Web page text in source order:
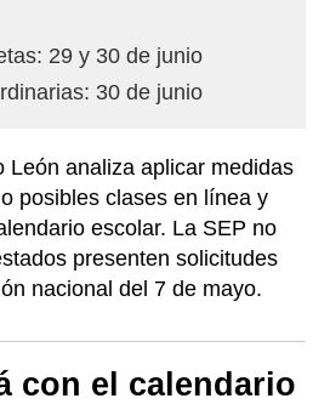
29 y 30 de junio
30 de junio
León analiza aplicar medidas
posibles clases en línea y
escolar. La SEP no
presenten solicitudes
nacional del 7 de mayo.
con el calendario